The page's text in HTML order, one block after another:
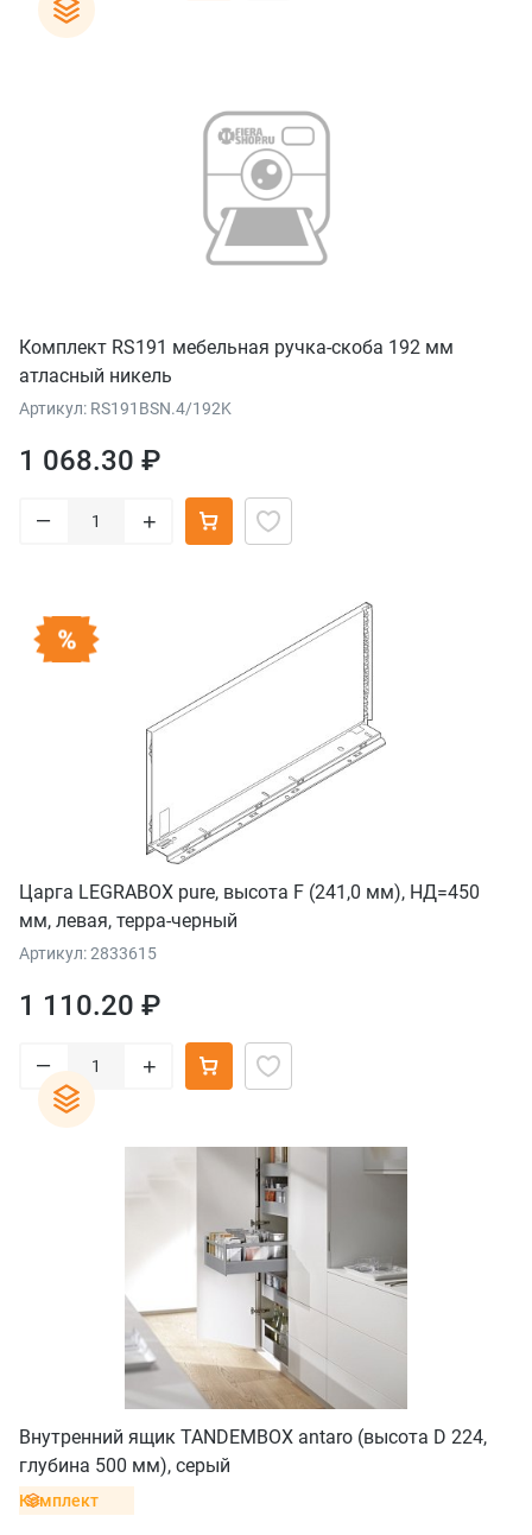
Комплект RS191 мебельная ручка-скоба 192 мм
атласный никель
Артикул: RS191BSN.4/192K
1 068.30 ₽
– +
Царга LEGRABOX pure, высота F (241,0 мм), НД=450
мм, левая, терра-черный
Артикул: 2833615
1 110.20 ₽
– +
Внутренний ящик TANDEMBOX antaro (высота D 224,
глубина 500 мм), серый
Комплект